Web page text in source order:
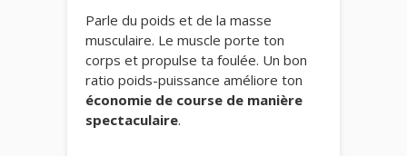
Parle du poids et de la masse
musculaire. Le muscle porte ton
corps et propulse ta foulée. Un bon
ratio poids-puissance améliore ton
économie de course de manière
spectaculaire.